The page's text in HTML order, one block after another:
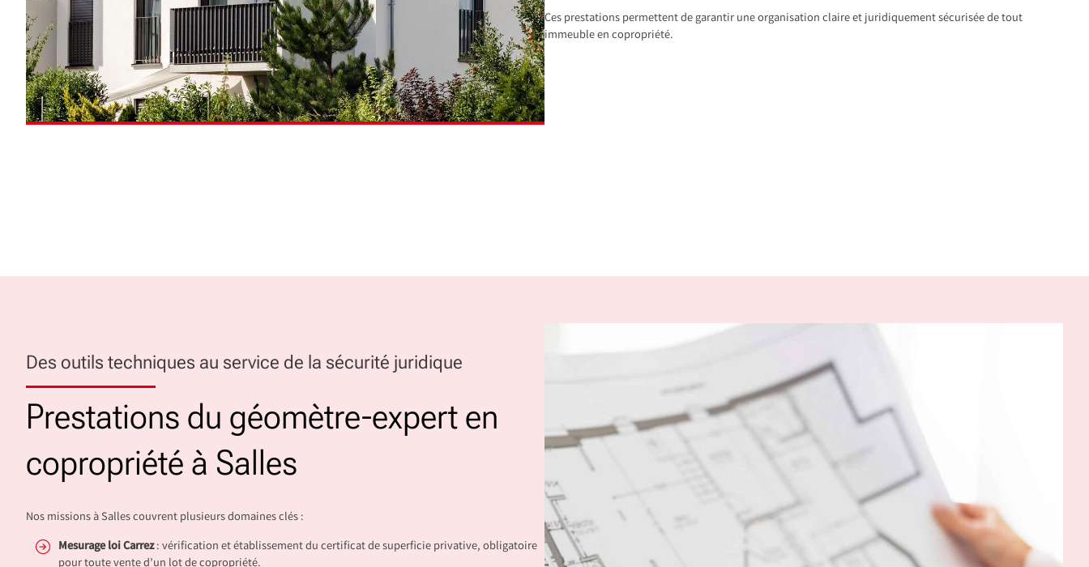
Ces prestations permettent de garantir une organisation claire et juridiquement sécurisée de tout
immeuble en copropriété.
Des outils techniques au service de la sécurité juridique
Prestations du géomètre-expert en
copropriété à Salles
Nos missions à Salles couvrent plusieurs domaines clés :
Mesurage loi Carrez: vérification et établissement du certificat de superficie privative, obligatoire